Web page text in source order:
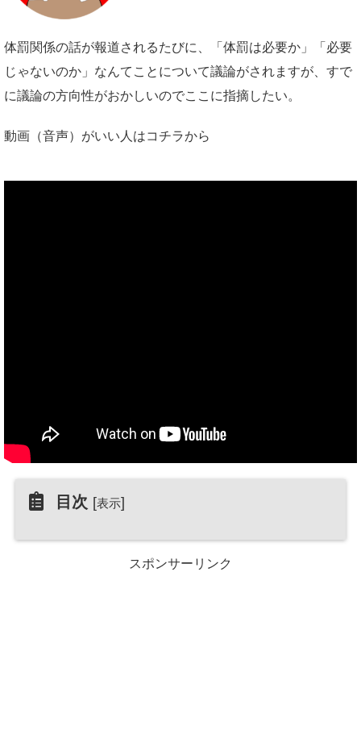
体罰関係の話が報道されるたびに、「体罰は必要か」「必要
じゃないのか」なんてことについて議論がされますが、すで
に議論の方向性がおかしいのでここに指摘したい。
動画（音声）がいい人はコチラから
目次 [表示]
スポンサーリンク